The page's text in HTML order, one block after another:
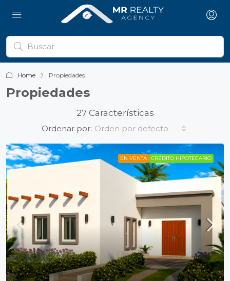
Home Propiedades
Propiedades
27 Características
Ordenar por: Orden por defecto
EN VENTA CRÉDITO HIPOTECARIO